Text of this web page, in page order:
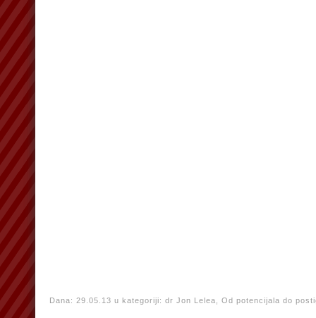
Dana: 29.05.13 u kategoriji: dr Jon Lelea, Od potencijala do